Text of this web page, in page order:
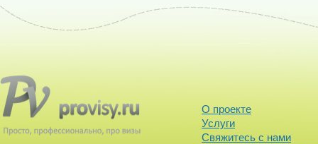
О проекте
Услуги
Свяжитесь с нами